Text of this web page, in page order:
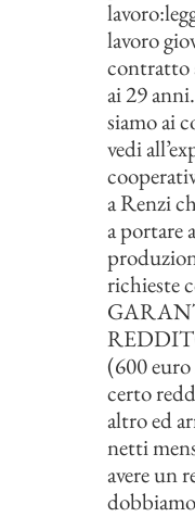
lavoro
contratto
ai 29
siamo ai
vedi
a Renzi
a portare
richieste
(600
certo
altro ed
netti
avere un